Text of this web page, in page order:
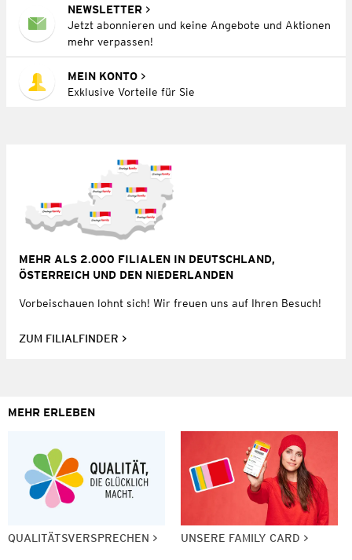
NEWSLETTER
Jetzt abonnieren und keine Angebote und Aktionen
mehr verpassen!
MEIN KONTO
Exklusive Vorteile für Sie
MEHR ALS 2.000 FILIALEN IN DEUTSCHLAND,
ÖSTERREICH UND DEN NIEDERLANDEN
Vorbeischauen lohnt sich! Wir freuen uns auf Ihren Besuch!
ZUM FILIALFINDER
MEHR ERLEBEN
QUALITÄTSVERSPRECHEN UNSERE FAMILY CARD